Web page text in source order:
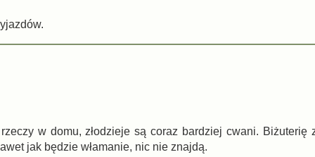
w domu, złodzieje są coraz bardziej cwani. Biżuterię
jak będzie włamanie, nic nie znajdą.